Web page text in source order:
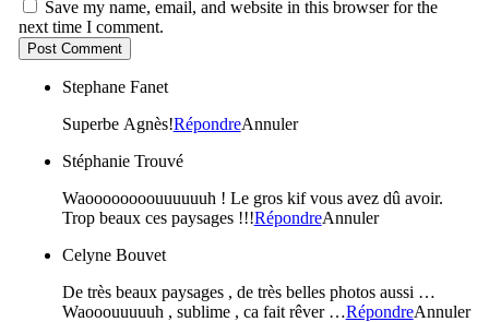
Save my name, email, and website in this browser for the
next time I comment.
Post Comment
Stephane Fanet
Superbe Agnès!RépondreAnnuler
Stéphanie Trouvé
Waoooooooouuuuuuh ! Le gros kif vous avez dû avoir.
Trop beaux ces paysages !!!RépondreAnnuler
Celyne Bouvet
De très beaux paysages , de très belles photos aussi …
Waooouuuuuh , sublime , ca fait rêver …RépondreAnnuler